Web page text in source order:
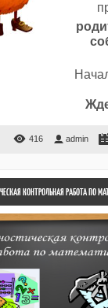
416 admin
КОНТРОЛЬНАЯ РАБОТА ПО